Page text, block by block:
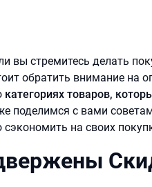
вы стремитесь делать
обратить внимание на
категориях товаров,
поделимся с вами
на своих